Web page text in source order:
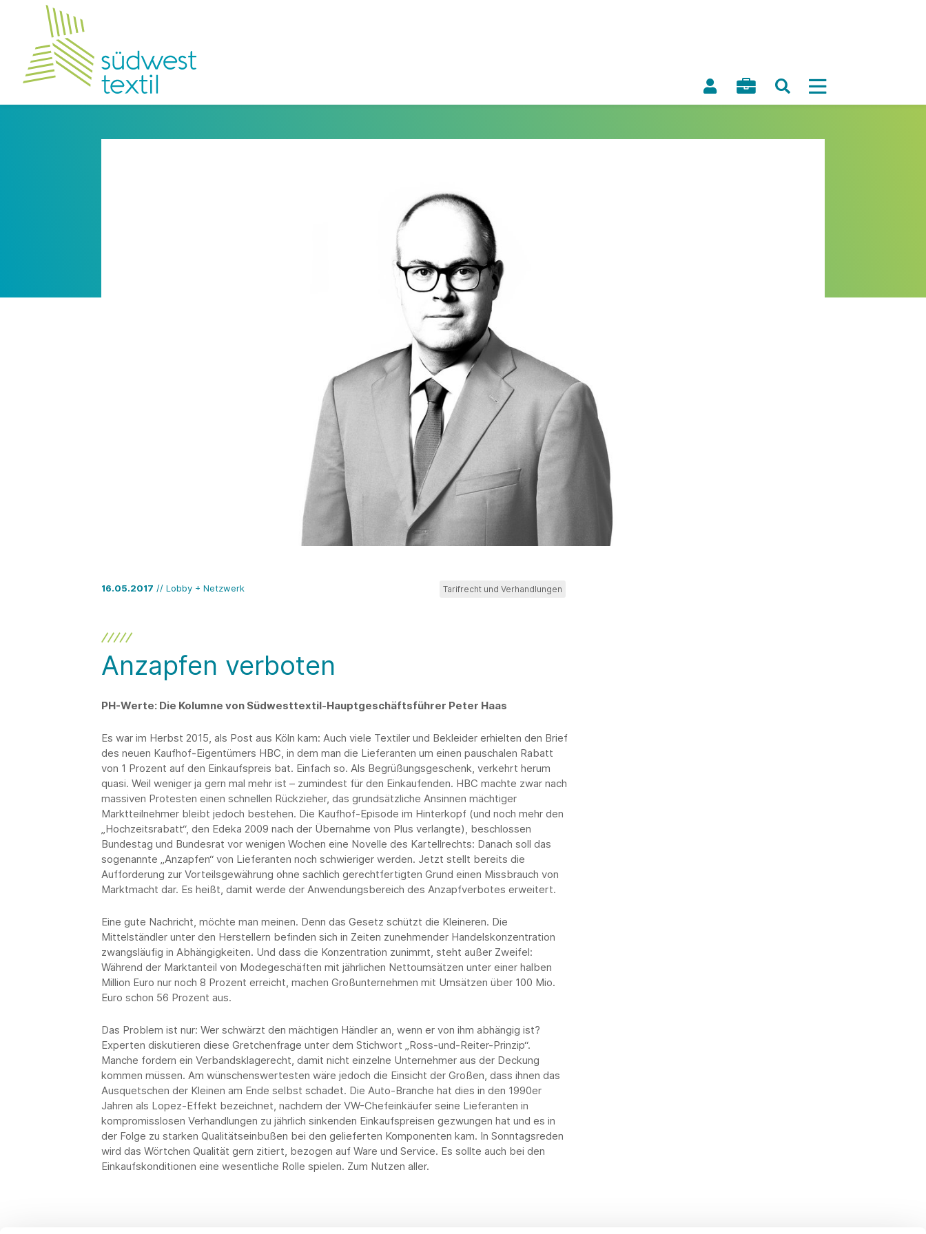
16.05.2017 // Lobby + Netzwerk Tarifrecht und Verhandlungen
Anzapfen verboten
PH-Werte: Die Kolumne von Südwesttextil-Hauptgeschäftsführer Peter Haas
Es war im Herbst 2015, als Post aus Köln kam: Auch viele Textiler und Bekleider erhielten den Brief
des neuen Kaufhof-Eigentümers HBC, in dem man die Lieferanten um einen pauschalen Rabatt
von 1 Prozent auf den Einkaufspreis bat. Einfach so. Als Begrüßungsgeschenk, verkehrt herum
quasi. Weil weniger ja gern mal mehr ist – zumindest für den Einkaufenden. HBC machte zwar nach
massiven Protesten einen schnellen Rückzieher, das grundsätzliche Ansinnen mächtiger
Marktteilnehmer bleibt jedoch bestehen. Die Kaufhof-Episode im Hinterkopf (und noch mehr den
„Hochzeitsrabatt“, den Edeka 2009 nach der Übernahme von Plus verlangte), beschlossen
Bundestag und Bundesrat vor wenigen Wochen eine Novelle des Kartellrechts: Danach soll das
sogenannte „Anzapfen“ von Lieferanten noch schwieriger werden. Jetzt stellt bereits die
Aufforderung zur Vorteilsgewährung ohne sachlich gerechtfertigten Grund einen Missbrauch von
Marktmacht dar. Es heißt, damit werde der Anwendungsbereich des Anzapfverbotes erweitert.
Eine gute Nachricht, möchte man meinen. Denn das Gesetz schützt die Kleineren. Die
Mittelständler unter den Herstellern befinden sich in Zeiten zunehmender Handelskonzentration
zwangsläufig in Abhängigkeiten. Und dass die Konzentration zunimmt, steht außer Zweifel:
Während der Marktanteil von Modegeschäften mit jährlichen Nettoumsätzen unter einer halben
Million Euro nur noch 8 Prozent erreicht, machen Großunternehmen mit Umsätzen über 100 Mio.
Euro schon 56 Prozent aus.
Das Problem ist nur: Wer schwärzt den mächtigen Händler an, wenn er von ihm abhängig ist?
Experten diskutieren diese Gretchenfrage unter dem Stichwort „Ross-und-Reiter-Prinzip“.
Manche fordern ein Verbandsklagerecht, damit nicht einzelne Unternehmer aus der Deckung
kommen müssen. Am wünschenswertesten wäre jedoch die Einsicht der Großen, dass ihnen das
Ausquetschen der Kleinen am Ende selbst schadet. Die Auto-Branche hat dies in den 1990er
Jahren als Lopez-Effekt bezeichnet, nachdem der VW-Chefeinkäufer seine Lieferanten in
kompromisslosen Verhandlungen zu jährlich sinkenden Einkaufspreisen gezwungen hat und es in
der Folge zu starken Qualitätseinbußen bei den gelieferten Komponenten kam. In Sonntagsreden
wird das Wörtchen Qualität gern zitiert, bezogen auf Ware und Service. Es sollte auch bei den
Einkaufskonditionen eine wesentliche Rolle spielen. Zum Nutzen aller.